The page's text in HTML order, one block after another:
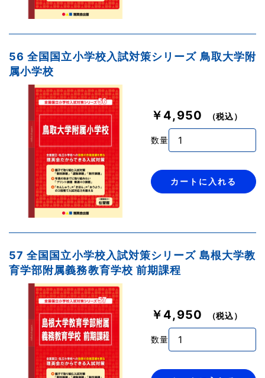
56 全国国立小学校入試対策シリーズ 鳥取大学附
属小学校
￥4,950 （税込）
数量
カートに入れる
57 全国国立小学校入試対策シリーズ 島根大学教
育学部附属義務教育学校 前期課程
￥4,950 （税込）
数量